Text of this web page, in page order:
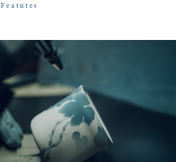
Features